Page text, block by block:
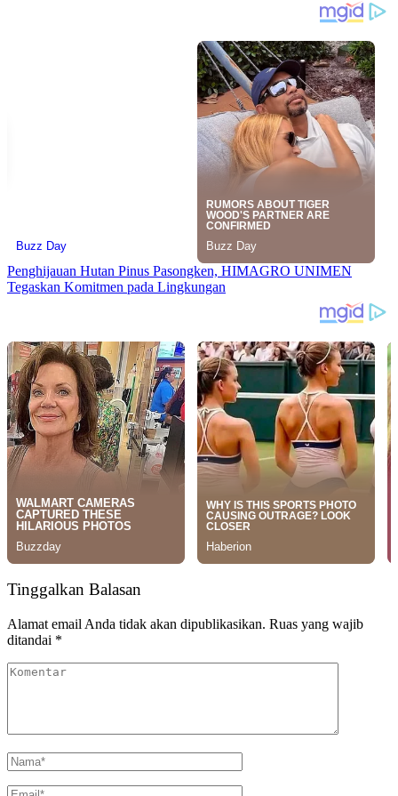
Penghijauan Hutan Pinus Pasongken, HIMAGRO UNIMEN
Tegaskan Komitmen pada Lingkungan
Tinggalkan Balasan
Alamat email Anda tidak akan dipublikasikan. Ruas yang wajib
ditandai *